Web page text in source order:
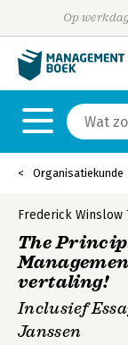
Op
Organisatiekunde
Frederick Winslow
The
vertaling!
Inclusief
Janssen